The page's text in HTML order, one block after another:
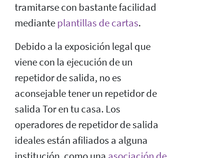
tramitarse con bastante facilidad
medianteplantillas de cartas.
Debido a la exposición legal que
viene con la ejecución de un
repetidor de salida, no es
aconsejable tener un repetidor de
salida Tor en tu casa. Los
operadores de repetidor de salida
ideales están afiliados a alguna